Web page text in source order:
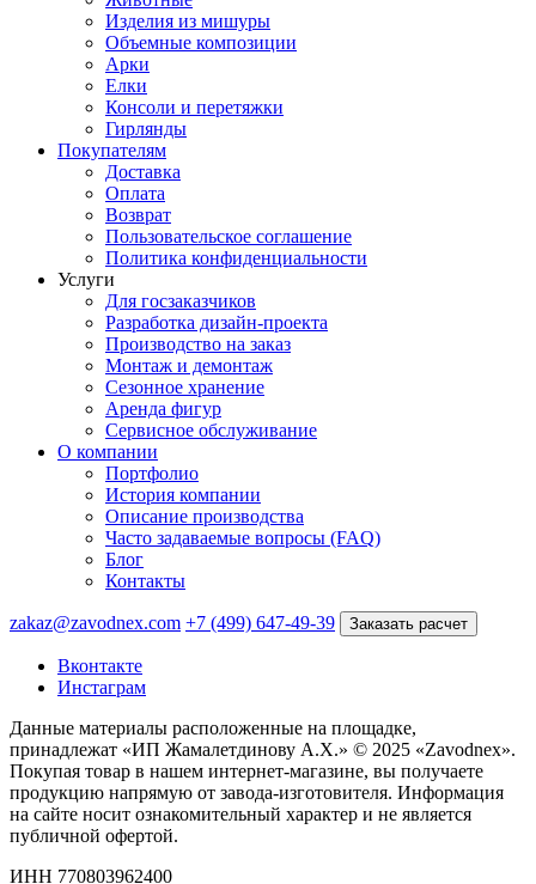
Изделия из мишуры
Объемные композиции
Арки
Елки
Консоли и перетяжки
Гирлянды
Покупателям
Доставка
Оплата
Возврат
Пользовательское соглашение
Политика конфиденциальности
Услуги
Для госзаказчиков
Разработка дизайн-проекта
Производство на заказ
Монтаж и демонтаж
Сезонное хранение
Аренда фигур
Сервисное обслуживание
О компании
Портфолио
История компании
Описание производства
Часто задаваемые вопросы (FAQ)
Блог
Контакты
zakaz@zavodnex.com +7 (499) 647-49-39 Заказать расчет
Вконтакте
Инстаграм
Данные материалы расположенные на площадке,
принадлежат «ИП Жамалетдинову А.Х.» © 2025 «Zavodnex».
Покупая товар в нашем интернет-магазине, вы получаете
продукцию напрямую от завода-изготовителя. Информация
на сайте носит ознакомительный характер и не является
публичной офертой.
ИНН 770803962400